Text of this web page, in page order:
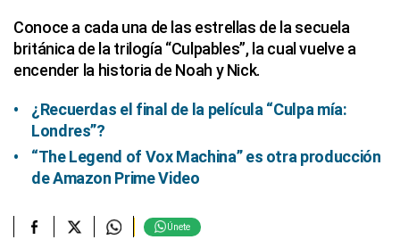
Conoce a cada una de las estrellas de la secuela
británica de la trilogía “Culpables”, la cual vuelve a
encender la historia de Noah y Nick.
¿Recuerdas el final de la película “Culpa mía:
Londres”?
“The Legend of Vox Machina” es otra producción
de Amazon Prime Video
Únete